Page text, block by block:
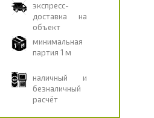
экспресс-
доставка на
объект
минимальная
партия 1 м
наличный и
безналичный
расчёт